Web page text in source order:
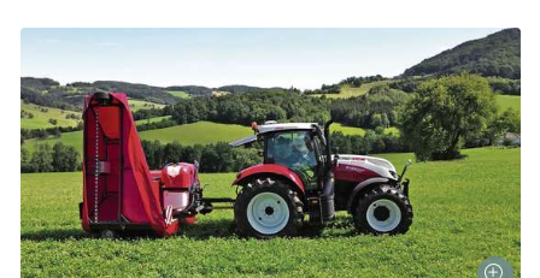
Skip to main content